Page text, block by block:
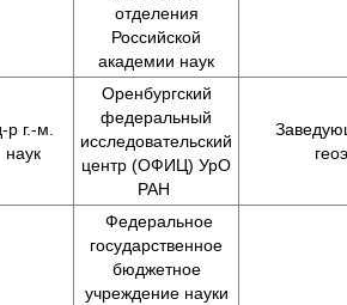
отделения
Российской
академии наук
р г.-м.
наук
Оренбургский
федеральный
исследовательский
центр (ОФИЦ) УрО
РАН
Федеральное
государственное
бюджетное
учреждение науки